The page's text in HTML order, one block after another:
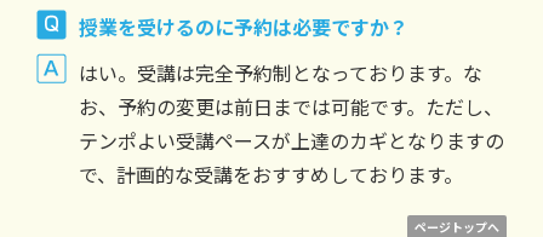
授業を受けるのに予約は必要ですか？
はい。受講は完全予約制となっております。な
お、予約の変更は前日までは可能です。ただし、
テンポよい受講ペースが上達のカギとなりますの
で、計画的な受講をおすすめしております。
ページトップへ